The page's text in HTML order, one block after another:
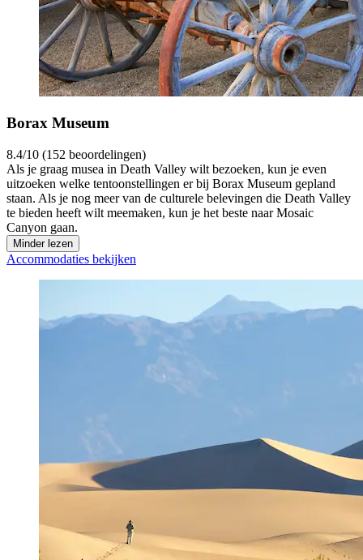
Borax Museum
8.4/10 (152 beoordelingen)
Als je graag musea in Death Valley wilt bezoeken, kun je even
uitzoeken welke tentoonstellingen er bij Borax Museum gepland
staan. Als je nog meer van de culturele belevingen die Death Valley
te bieden heeft wilt meemaken, kun je het beste naar Mosaic
Canyon gaan.
Minder lezen
Accommodaties bekijken